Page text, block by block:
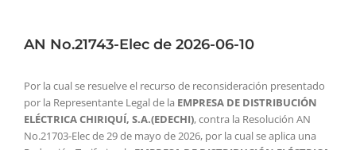
AN No.21743-Elec de 2026-06-10
Por la cual se resuelve el recurso de reconsideración presentado
por la Representante Legal de la EMPRESA DE DISTRIBUCIÓN
ELÉCTRICA CHIRIQUÍ, S.A.(EDECHI), contra la Resolución AN
No.21703-Elec de 29 de mayo de 2026, por la cual se aplica una